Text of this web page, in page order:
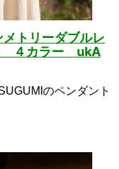
トリーダブルレ
４カラー ukA
のペンダント